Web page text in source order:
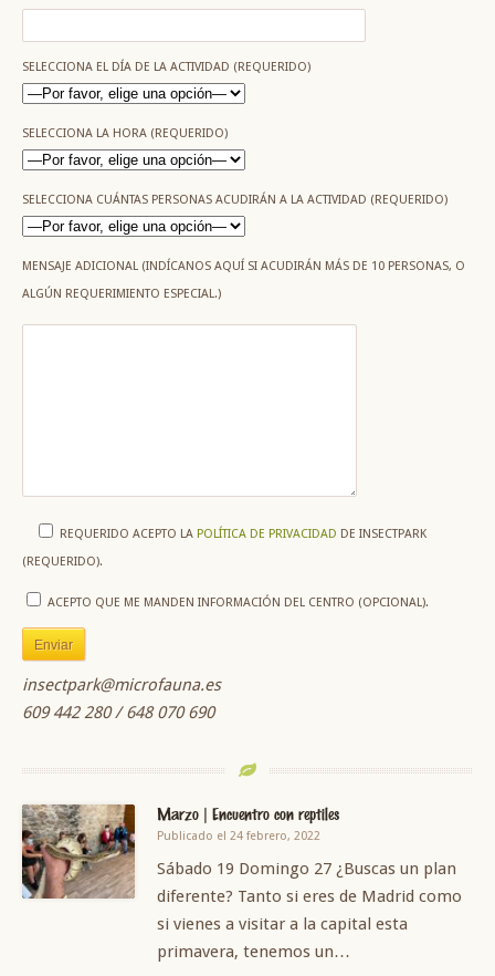
SELECCIONA EL DÍA DE LA ACTIVIDAD (REQUERIDO)
SELECCIONA LA HORA (REQUERIDO)
SELECCIONA CUÁNTAS PERSONAS ACUDIRÁN A LA ACTIVIDAD (REQUERIDO)
MENSAJE ADICIONAL (INDÍCANOS AQUÍ SI ACUDIRÁN MÁS DE 10 PERSONAS, O
ALGÚN REQUERIMIENTO ESPECIAL.)
REQUERIDO ACEPTO LA POLÍTICA DE PRIVACIDAD DE INSECTPARK
(REQUERIDO).
ACEPTO QUE ME MANDEN INFORMACIÓN DEL CENTRO (OPCIONAL).
insectpark@microfauna.es
609 442 280 / 648 070 690
Marzo | Encuentro con reptiles
Publicado el 24 febrero, 2022
Sábado 19 Domingo 27 ¿Buscas un plan
diferente? Tanto si eres de Madrid como
si vienes a visitar a la capital esta
primavera, tenemos un…